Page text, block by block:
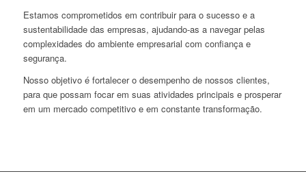
Estamos comprometidos em contribuir para o sucesso e a
sustentabilidade das empresas, ajudando-as a navegar pelas
complexidades do ambiente empresarial com confiança e
segurança.
Nosso objetivo é fortalecer o desempenho de nossos clientes,
para que possam focar em suas atividades principais e prosperar
em um mercado competitivo e em constante transformação.